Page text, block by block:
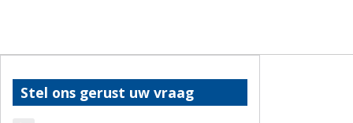
Stel ons gerust uw vraag